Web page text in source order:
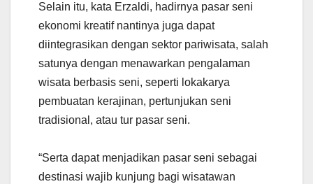
Selain itu, kata Erzaldi, hadirnya pasar seni
ekonomi kreatif nantinya juga dapat
diintegrasikan dengan sektor pariwisata, salah
satunya dengan menawarkan pengalaman
wisata berbasis seni, seperti lokakarya
pembuatan kerajinan, pertunjukan seni
tradisional, atau tur pasar seni.
“Serta dapat menjadikan pasar seni sebagai
destinasi wajib kunjung bagi wisatawan